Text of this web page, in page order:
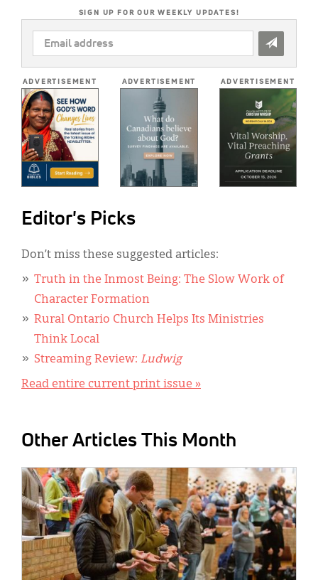
SIGN UP FOR OUR WEEKLY UPDATES!
EMAIL
ADDRESS
ADVERTISEMENT ADVERTISEMENT ADVERTISEMENT
Editor's Picks
Don’t miss these suggested articles:
Truth in the Inmost Being: The Slow Work of
Character Formation
Rural Ontario Church Helps Its Ministries
Think Local
Streaming Review: Ludwig
Read entire current print issue »
Other Articles This Month
IMAGE: